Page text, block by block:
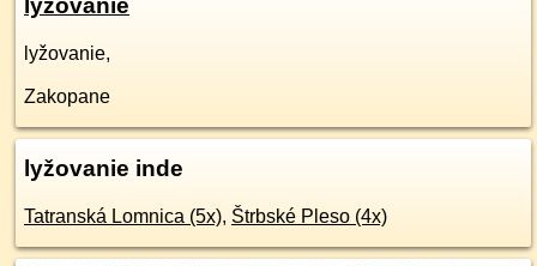
lyžovanie
lyžovanie,
Zakopane
lyžovanie inde
Tatranská Lomnica (5x), Štrbské Pleso (4x)